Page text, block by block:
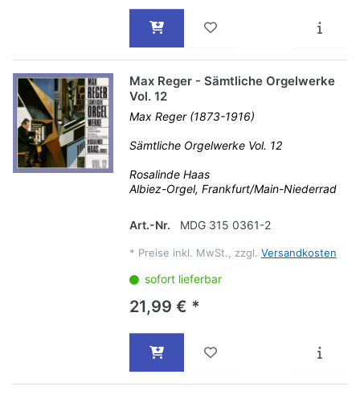
Max Reger - Sämtliche Orgelwerke
Vol. 12
Max Reger (1873-1916)
Sämtliche Orgelwerke Vol. 12
Rosalinde Haas
Albiez-Orgel, Frankfurt/Main-Niederrad
Art.-Nr. MDG 315 0361-2
* Preise inkl. MwSt., zzgl. Versandkosten
sofort lieferbar
21,99 € *